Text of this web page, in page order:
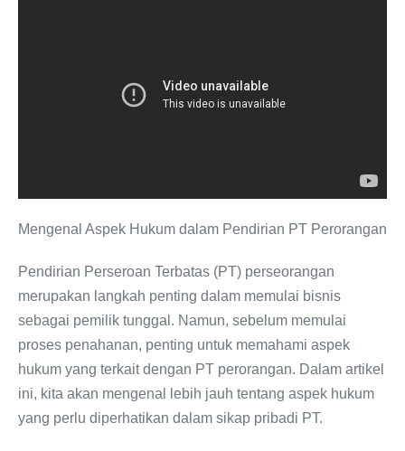
Mengenal Aspek Hukum dalam Pendirian PT Perorangan
Pendirian Perseroan Terbatas (PT) perseorangan
merupakan langkah penting dalam memulai bisnis
sebagai pemilik tunggal. Namun, sebelum memulai
proses penahanan, penting untuk memahami aspek
hukum yang terkait dengan PT perorangan. Dalam artikel
ini, kita akan mengenal lebih jauh tentang aspek hukum
yang perlu diperhatikan dalam sikap pribadi PT.